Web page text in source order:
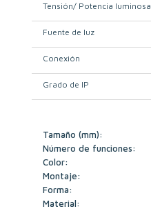
Tensión/ Potencia luminosa
Fuente de luz
Conexión
Grado de IP
Tamaño (mm):
Número de funciones:
Color:
Montaje:
Forma:
Material: